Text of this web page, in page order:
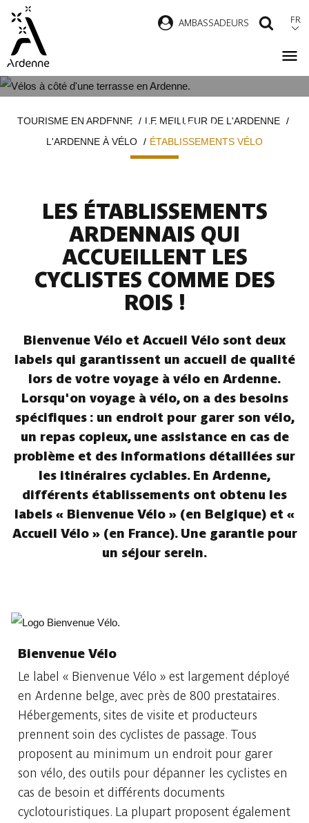
contenu
principal
AMBASSADEURS FR
ACCUEIL VÉLO
d'ArianeTOURISME EN ARDENNE
LE MEILLEUR DE L'ARDENNE
L'ARDENNE À VÉLO
ÉTABLISSEMENTS VÉLO
LES ÉTABLISSEMENTS
ARDENNAIS QUI
ACCUEILLENT LES
CYCLISTES COMME DES
ROIS !
Bienvenue Vélo et Accueil Vélo sont deux
labels qui garantissent un accueil de qualité
lors de votre voyage à vélo en Ardenne.
Lorsqu'on voyage à vélo, on a des besoins
spécifiques : un endroit pour garer son vélo,
un repas copieux, une assistance en cas de
problème et des informations détaillées sur
les itinéraires cyclables. En Ardenne,
différents établissements ont obtenu les
labels « Bienvenue Vélo » (en Belgique) et «
Accueil Vélo » (en France). Une garantie pour
un séjour serein.
Bienvenue Vélo
Le label « Bienvenue Vélo » est largement déployé
en Ardenne belge, avec près de 800 prestataires.
Hébergements, sites de visite et producteurs
prennent soin des cyclistes de passage. Tous
proposent au minimum un endroit pour garer
son vélo, des outils pour dépanner les cyclistes en
cas de besoin et différents documents
cyclotouristiques. La plupart proposent également